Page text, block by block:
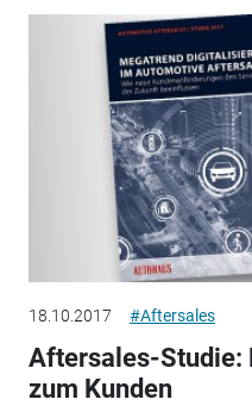
18.10.2017 #Aftersales
Aftersales-Studie:
zum Kunden